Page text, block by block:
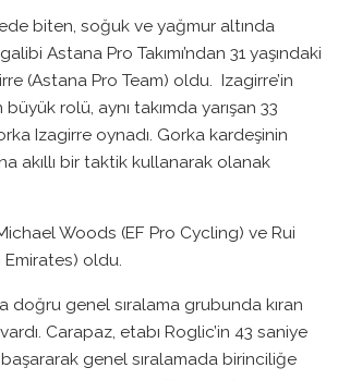
biten, soğuk ve yağmur altında
Astana Pro Takımı’ndan 31 yaşındaki
(Astana Pro Team) oldu. Izagirre’in
rolü, aynı takımda yarışan 33
Izagirre oynadı. Gorka kardeşinin
akıllı bir taktik kullanarak olanak
Woods (EF Pro Cycling) ve Rui
Emirates) oldu.
doğru genel sıralama grubunda kıran
Carapaz, etabı Roglic’in 43 saniye
genel sıralamada birinciliğe